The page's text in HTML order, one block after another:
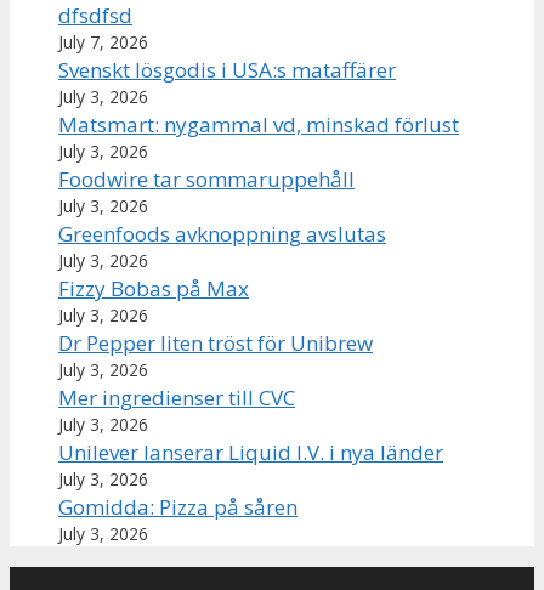
dfsdfsd
July 7, 2026
Svenskt lösgodis i USA:s mataffärer
July 3, 2026
Matsmart: nygammal vd, minskad förlust
July 3, 2026
Foodwire tar sommaruppehåll
July 3, 2026
Greenfoods avknoppning avslutas
July 3, 2026
Fizzy Bobas på Max
July 3, 2026
Dr Pepper liten tröst för Unibrew
July 3, 2026
Mer ingredienser till CVC
July 3, 2026
Unilever lanserar Liquid I.V. i nya länder
July 3, 2026
Gomidda: Pizza på såren
July 3, 2026